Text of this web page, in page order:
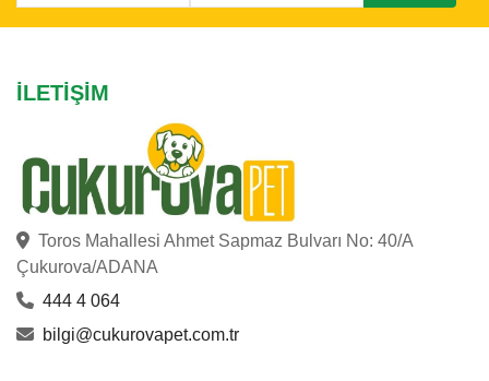
İLETIŞIM
Toros Mahallesi Ahmet Sapmaz Bulvarı No: 40/A
Çukurova/ADANA
444 4 064
bilgi@cukurovapet.com.tr